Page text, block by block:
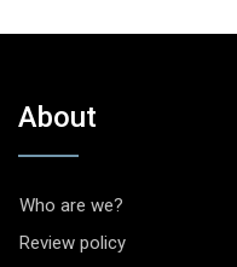
About
Who are we?
Review policy